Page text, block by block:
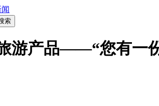
索
游产品——“您有一